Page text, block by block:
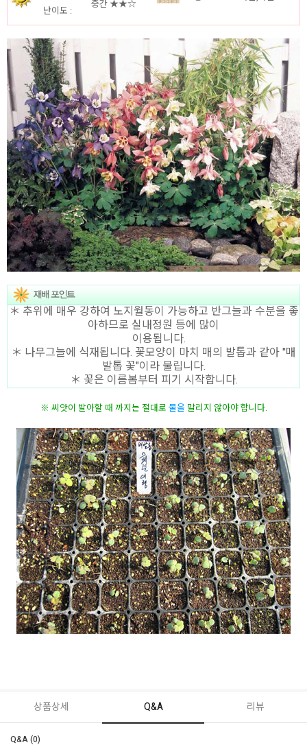
난이도 :
중간 ★★☆
＊ 추위에 매우 강하여 노지월동이 가능하고 반그늘과 수분을 좋
아하므로 실내정원 등에 많이
이용됩니다.
＊ 나무그늘에 식재됩니다. 꽃모양이 마치 매의 발톱과 같아 "매
발톱 꽃"이라 불립니다.
＊ 꽃은 이름봄부터 피기 시작합니다.
※ 씨앗이 발아할 때 까지는 절대로 물을 말리지 않아야 합니다.
상품상세 Q&A 리뷰
Q&A (0)